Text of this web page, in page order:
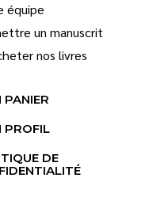
équipe
un manuscrit
nos livres
PANIER
PROFIL
DE